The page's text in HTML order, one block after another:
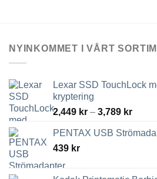
alternativen
på
produktsidan
NYINKOMMET I VÅRT
Lexar SSD TouchLock
kryptering
2,449 kr – 3,789 kr
till
PENTAX USB
439 kr